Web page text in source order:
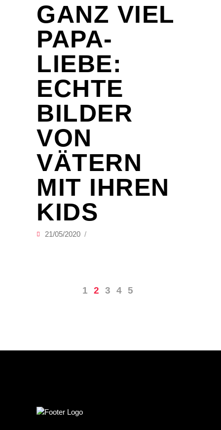
GANZ VIEL
PAPA-
LIEBE:
ECHTE
BILDER
VON
VÄTERN
MIT IHREN
KIDS
21/05/2020
1 2 3 4 5